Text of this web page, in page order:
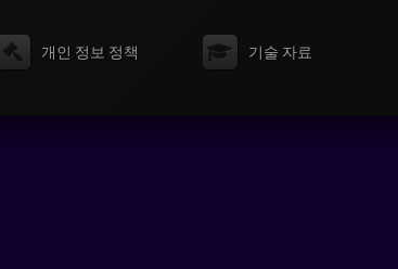
개인 정보 정책 기술 자료